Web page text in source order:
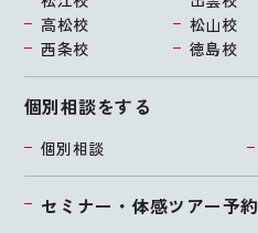
個別相談をする
個別相談
セミナー・体感ツアー予約
高松校
松山校
西条校
徳島校